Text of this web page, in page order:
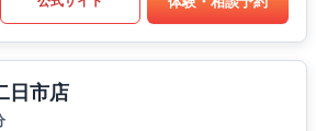
日市店